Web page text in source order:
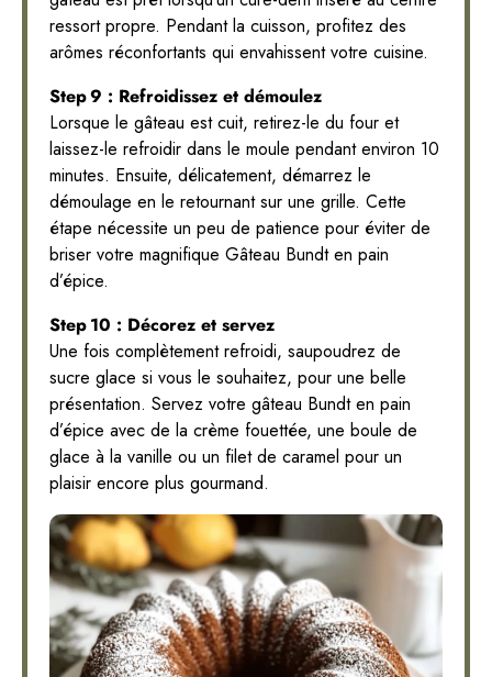
ressort propre. Pendant la cuisson, profitez des
arômes réconfortants qui envahissent votre cuisine.
Step 9 : Refroidissez et démoulez
Lorsque le gâteau est cuit, retirez-le du four et
laissez-le refroidir dans le moule pendant environ 10
minutes. Ensuite, délicatement, démarrez le
démoulage en le retournant sur une grille. Cette
étape nécessite un peu de patience pour éviter de
briser votre magnifique Gâteau Bundt en pain
d’épice.
Step 10 : Décorez et servez
Une fois complètement refroidi, saupoudrez de
sucre glace si vous le souhaitez, pour une belle
présentation. Servez votre gâteau Bundt en pain
d’épice avec de la crème fouettée, une boule de
glace à la vanille ou un filet de caramel pour un
plaisir encore plus gourmand.